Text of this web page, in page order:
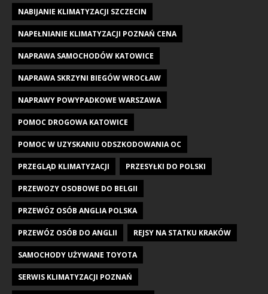
NABIJANIE KLIMATYZACJI SZCZECIN
NAPEŁNIANIE KLIMATYZACJI POZNAŃ CENA
NAPRAWA SAMOCHODÓW KATOWICE
NAPRAWA SKRZYNI BIEGÓW WROCŁAW
NAPRAWY POWYPADKOWE WARSZAWA
POMOC DROGOWA KATOWICE
POMOC W UZYSKANIU ODSZKODOWANIA OC
PRZEGLĄD KLIMATYZACJI PRZESYŁKI DO POLSKI
PRZEWOZY OSOBOWE DO BELGII
PRZEWÓZ OSÓB ANGLIA POLSKA
PRZEWÓZ OSÓB DO ANGLII REJSY NA STATKU KRAKÓW
SAMOCHODY UŻYWANE TOYOTA
SERWIS KLIMATYZACJI POZNAŃ